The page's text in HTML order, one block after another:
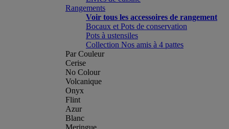
Rangements
Voir tous les accessoires de rangement
Bocaux et Pots de conservation
Pots à ustensiles
Collection Nos amis à 4 pattes
Par Couleur
Cerise
No Colour
Volcanique
Onyx
Flint
Azur
Blanc
Meringue